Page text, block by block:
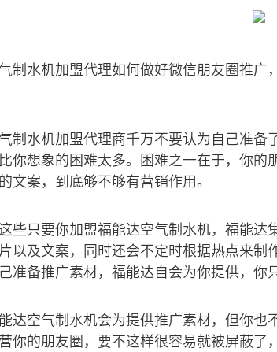
制水机加盟代理如何做好微信朋友圈推广
制水机加盟代理商千万不要认为自己准
你想象的困难太多。困难之一在于，你
文案，到底够不够有营销作用。
些只要你加盟福能达空气制水机，福能
以及文案，同时还会不定时根据热点来
准备推广素材，福能达自会为你提供，你
达空气制水机会为提供推广素材，但你
你的朋友圈，要不这样很容易就被屏蔽了